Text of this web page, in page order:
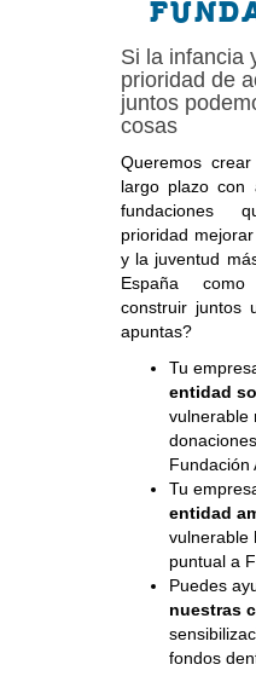
Si la infancia
prioridad de
juntos
cosas
Queremos
largo plazo con
fundaciones
prioridad
y la juventud
España
construir juntos
apuntas?
Tu
entidad
vulnerable
Fundación
Tu
entidad
vulnerable
puntual a
Puedes
nuestras
fondos